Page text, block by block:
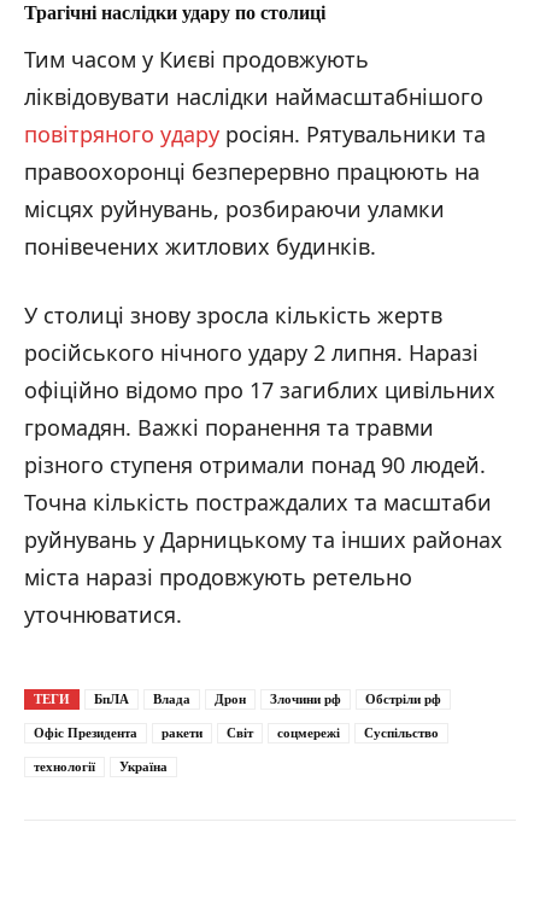
Трагічні наслідки удару по столиці
Тим часом у Києві продовжують
ліквідовувати наслідки наймасштабнішого
повітряного удару росіян. Рятувальники та
правоохоронці безперервно працюють на
місцях руйнувань, розбираючи уламки
понівечених житлових будинків.
У столиці знову зросла кількість жертв
російського нічного удару 2 липня. Наразі
офіційно відомо про 17 загиблих цивільних
громадян. Важкі поранення та травми
різного ступеня отримали понад 90 людей.
Точна кількість постраждалих та масштаби
руйнувань у Дарницькому та інших районах
міста наразі продовжують ретельно
уточнюватися.
ТЕГИ БпЛА Влада Дрон Злочини рф Обстріли рф
Офіс Президента ракети Світ соцмережі Суспільство
технології Україна